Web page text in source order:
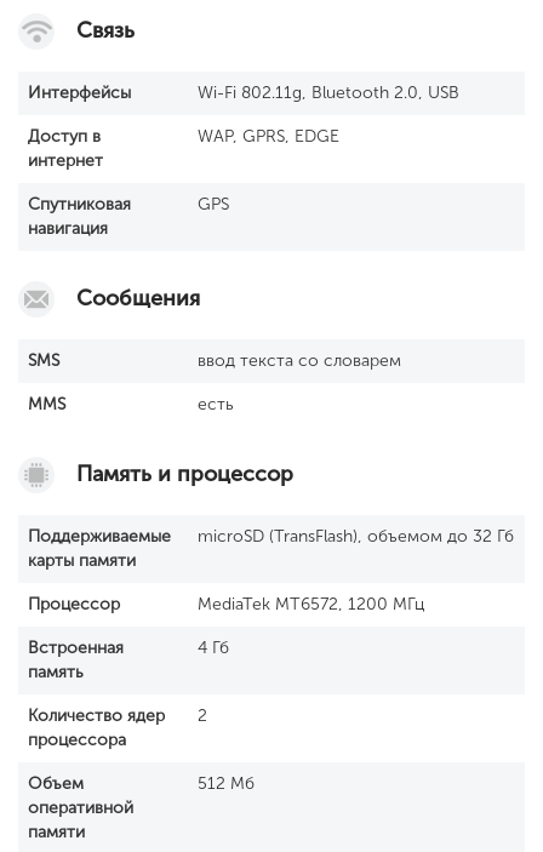
Связь
Интерфейсы Wi-Fi 802.11g, Bluetooth 2.0, USB
Доступ в
интернет
WAP, GPRS, EDGE
Спутниковая
навигация
GPS
Сообщения
SМS ввод текста со словарем
MMS есть
Память и процессор
Поддерживаемые
карты памяти
microSD (TransFlash), объемом до 32 Гб
Процессор MediaTek MT6572, 1200 МГц
Встроенная
память
4 Гб
Количество ядер
процессора
2
Объем
оперативной
памяти
512 Мб